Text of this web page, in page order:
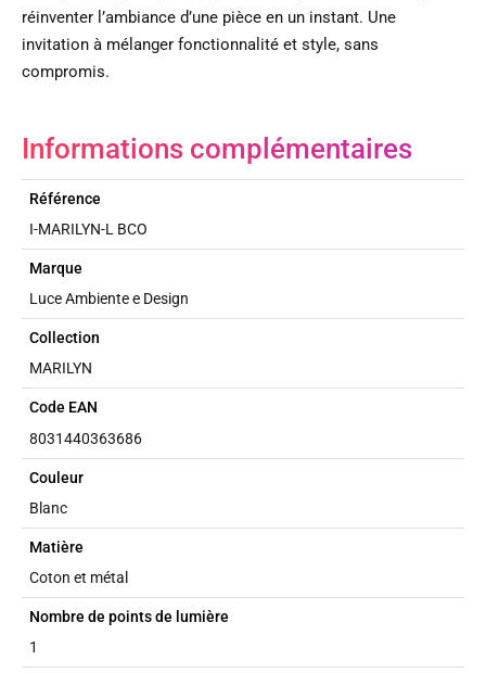
réinventer l’ambiance d’une pièce en un instant. Une
invitation à mélanger fonctionnalité et style, sans
compromis.
Informations complémentaires
Référence
I-MARILYN-L BCO
Marque
Luce Ambiente e Design
Collection
MARILYN
Code EAN
8031440363686
Couleur
Blanc
Matière
Coton et métal
Nombre de points de lumière
1